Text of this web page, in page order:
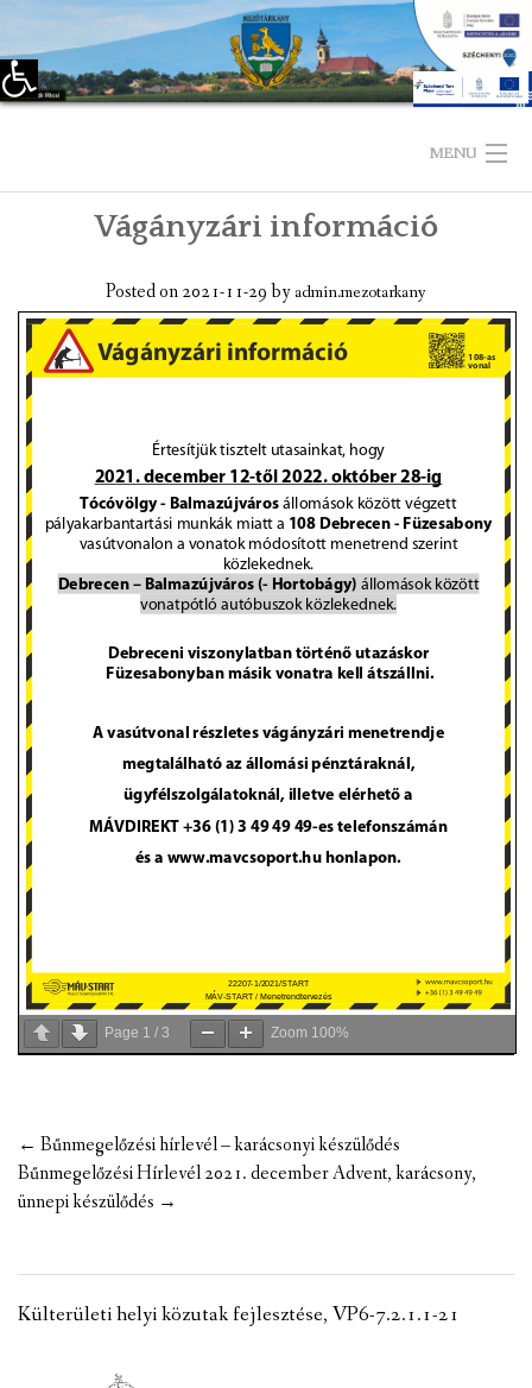
Eszköztár megnyitása
MENU
KEZDŐLAP
TELEPÜLÉSÜNKRŐL
LÁTNIVALÓK
KAPCSOLAT
ÖNKORMÁNYZAT
KÉPVISELŐ-TESTÜLET
VÁLASZTÁSI INFORMÁCIÓK
NEMZETISÉGI ÖNKORMÁNYZAT
TÁRSULÁS
PÁLYÁZATOK
HIRDETMÉNYEK
ÓVODA ÉS MINI BÖLCSŐDE
Vágányzári információ
Posted on2021-11-29byadmin.mezotarkany
Page 1 / 3 Zoom 100%
Post
navigation
← Bűnmegelőzési hírlevél – karácsonyi készülődés
Bűnmegelőzési Hírlevél 2021. december Advent, karácsony,
ünnepi készülődés →
Külterületi helyi közutak fejlesztése, VP6-7.2.1.1-21